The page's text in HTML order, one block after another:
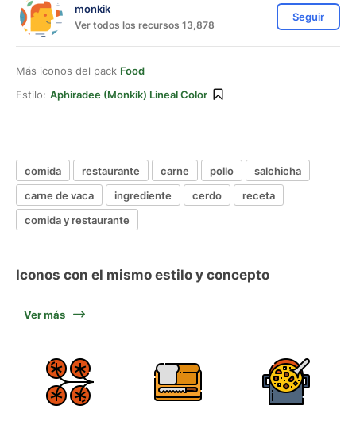
monkik
Ver todos los recursos 13,878
Seguir
Más iconos del pack Food
Estilo: Aphiradee (monkik) Lineal Color
comida restaurante carne pollo
salchicha
carne de vaca
ingrediente cerdo
receta
comida y restaurante
Iconos con el mismo estilo y concepto
Ver más